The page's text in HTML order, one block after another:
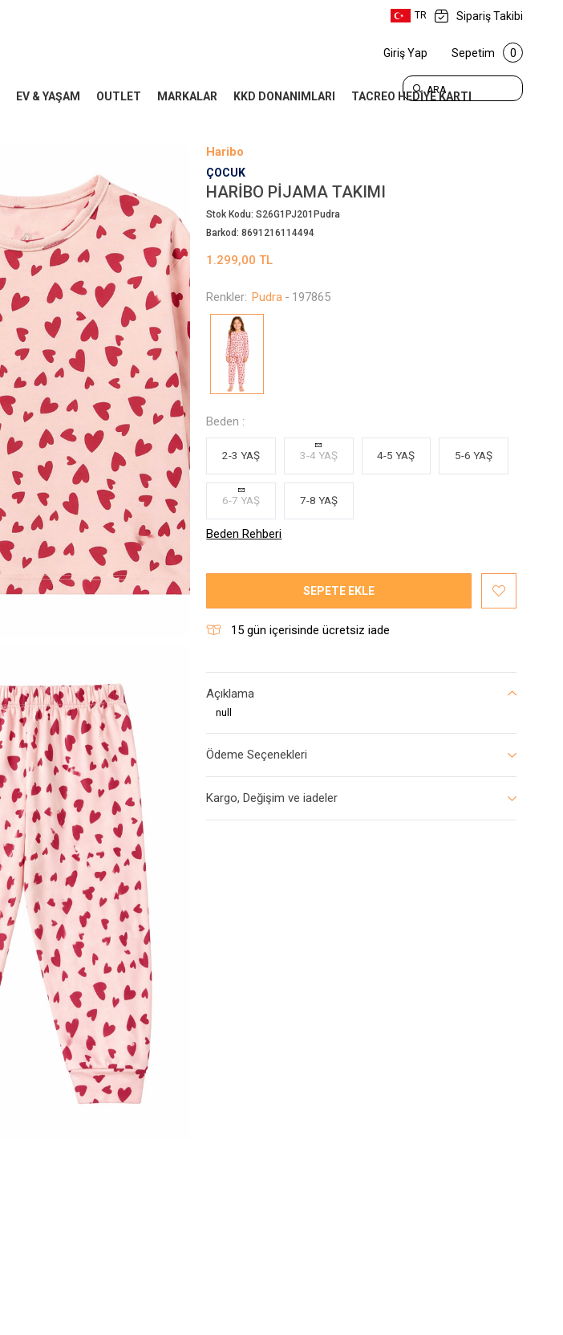
TR Sipariş Takibi
ARA
Giriş Yap Sepetim 0
EV & YAŞAM OUTLET MARKALAR KKD DONANIMLARI TACREO HEDİYE KARTI
Haribo
ÇOCUK
HARIBO PIJAMA TAKIMI
Stok Kodu:S26G1PJ201Pudra
Barkod:8691216114494
1.299,00TL
Beden Rehberi
Beden :
2-3 YAŞ 3-4 YAŞ 4-5 YAŞ 5-6 YAŞ
6-7 YAŞ 7-8 YAŞ
Renkler: Pudra - 197865
SEPETE EKLE
15 gün içerisinde ücretsiz iade
Açıklama
null
Ödeme Seçenekleri
Kargo, Değişim ve iadeler